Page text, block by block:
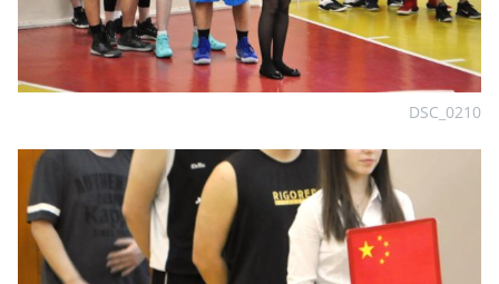
DSC_0210